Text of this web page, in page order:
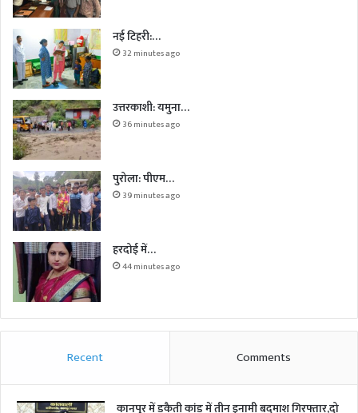
नई टिहरी:…
32 minutes ago
उत्तरकाशी: यमुना…
36 minutes ago
पुरोला: पीएम…
39 minutes ago
हरदोई में…
44 minutes ago
Recent Comments
कानपुर में डकैती कांड में तीन इनामी बदमाश गिरफ्तार,दो